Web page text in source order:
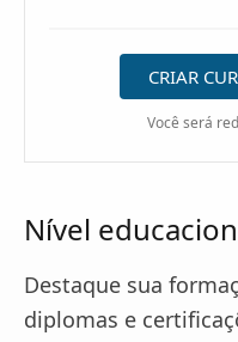
CRIAR
Você será
Nível
Destaque sua
diplomas e